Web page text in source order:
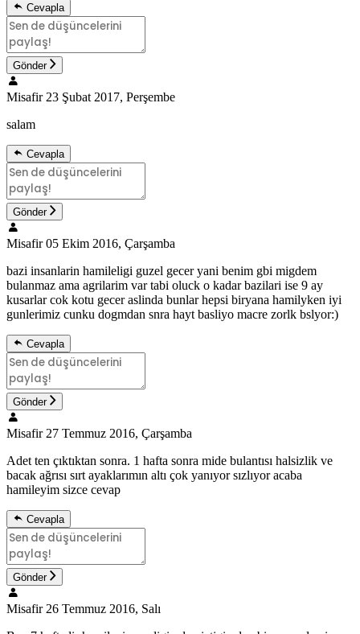
Cevapla
Gönder
Misafir 23 Şubat 2017, Perşembe
salam
Cevapla
Gönder
Misafir 05 Ekim 2016, Çarşamba
bazi insanlarin hamileligi guzel gecer yani benim gbi migdem
bulanmaz ama agrilarim var tabi oluck o kadar bazilari ise 9 ay
kusarlar cok kotu gecer aslinda bunlar hepsi biryana hamilyken iyi
gunlerimiz cunku dogmdan snra hayt basliyo macre zorlk bslyor:)
Cevapla
Gönder
Misafir 27 Temmuz 2016, Çarşamba
Adet ten çıktıktan sonra. 1 hafta sonra mide bulantısı halsizlik ve
bacak ağrısı sırt ayaklarımın altı çok yanıyor sızlıyor acaba
hamileyim sizce cevap
Cevapla
Gönder
Misafir 26 Temmuz 2016, Salı